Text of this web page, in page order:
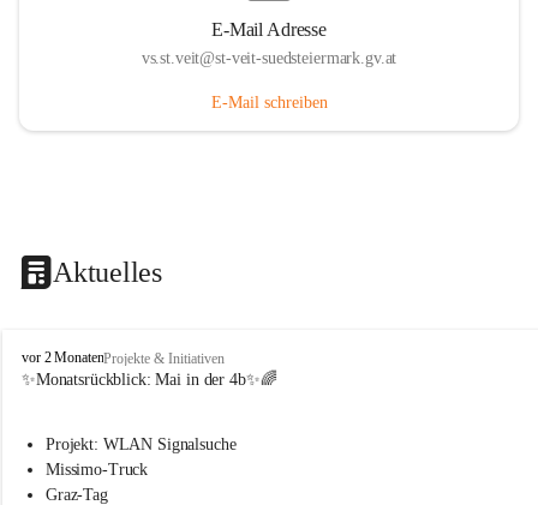
E-Mail Adresse
vs.st.veit@st-veit-suedsteiermark.gv.at
E-Mail schreiben
Aktuelles
V
o
s
s
c
vor 2 MonatenProjekte & Initiativen
✨Monatsrückblick: Mai in der 4b✨🌈
Projekt: WLAN Signalsuche
Missimo-Truck
Graz-Tag